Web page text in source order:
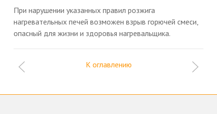
При нарушении указанных правил розжига
нагревательных печей возможен взрыв горючей смеси,
опасный для жизни и здоровья нагревальщика.
К оглавлению